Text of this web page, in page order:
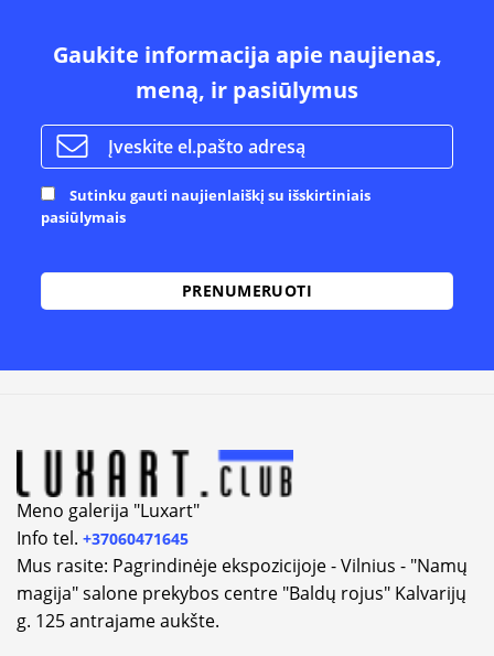
Gaukite informacija apie naujienas,
meną, ir pasiūlymus
Sutinku gauti naujienlaiškį su išskirtiniais
pasiūlymais
Meno galerija "Luxart"
Info tel. +37060471645
Mus rasite: Pagrindinėje ekspozicijoje - Vilnius - "Namų
magija" salone prekybos centre "Baldų rojus" Kalvarijų
g. 125 antrajame aukšte.